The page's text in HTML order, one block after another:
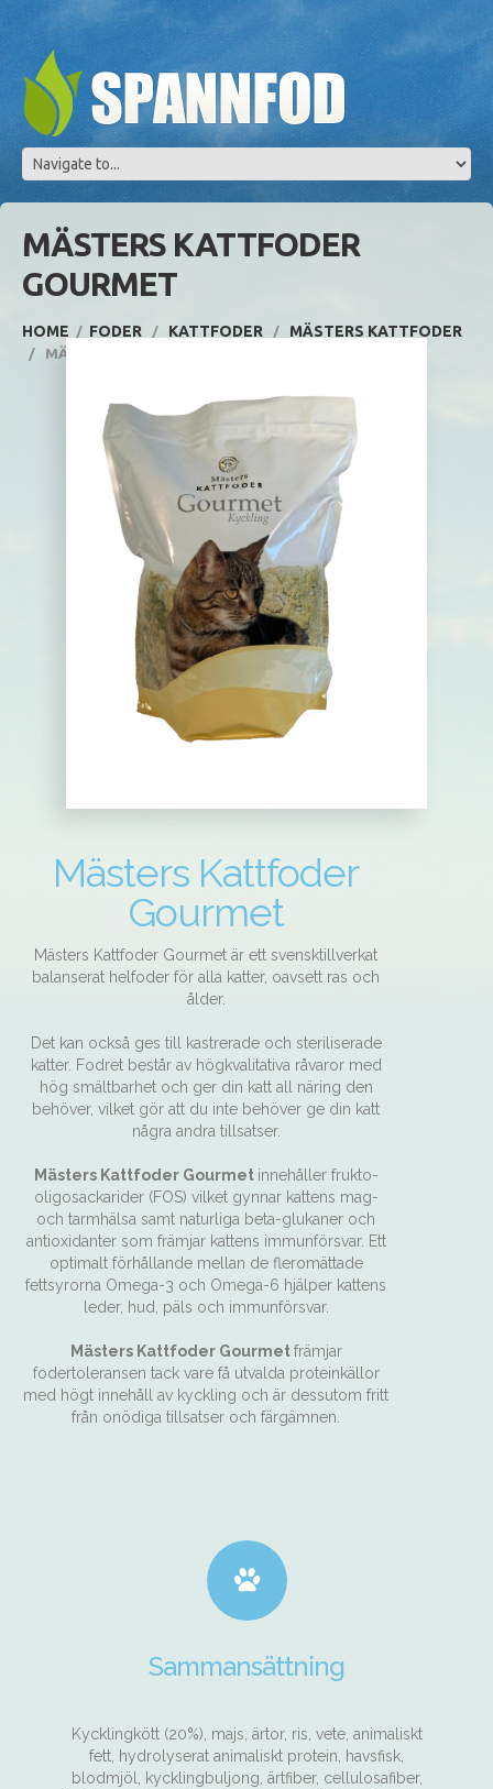
MÄSTERS KATTFODER
GOURMET
HOME FODER KATTFODER MÄSTERS KATTFODER
MÄSTERS KATTFODER GOURMET
Mästers Kattfoder
Gourmet
Mästers Kattfoder Gourmet är ett svensktillverkat
balanserat helfoder för alla katter, oavsett ras och
ålder.
Det kan också ges till kastrerade och steriliserade
katter. Fodret består av högkvalitativa råvaror med
hög smältbarhet och ger din katt all näring den
behöver, vilket gör att du inte behöver ge din katt
några andra tillsatser.
Mästers Kattfoder Gourmet innehåller frukto-
oligosackarider (FOS) vilket gynnar kattens mag-
och tarmhälsa samt naturliga beta-glukaner och
antioxidanter som främjar kattens immunförsvar. Ett
optimalt förhållande mellan de fleromättade
fettsyrorna Omega-3 och Omega-6 hjälper kattens
leder, hud, päls och immunförsvar.
Mästers Kattfoder Gourmetfrämjar
fodertoleransen tack vare få utvalda proteinkällor
med högt innehåll av kyckling och är dessutom fritt
från onödiga tillsatser och färgämnen.
Sammansättning
Kycklingkött (20%), majs, ärtor, ris, vete, animaliskt
fett, hydrolyserat animaliskt protein, havsfisk,
blodmjöl, kycklingbuljong, ärtfiber, cellulosafiber,